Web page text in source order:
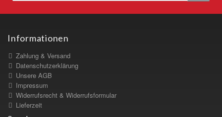
Informationen
Zahlung & Versand
Datenschutzerklärung
Unsere AGB
Impressum
Widerrufsrecht & Widerrufsformular
Lieferzeit